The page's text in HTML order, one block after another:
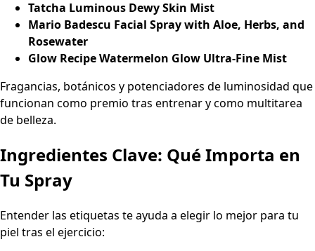
Tatcha Luminous Dewy Skin Mist
Mario Badescu Facial Spray with Aloe, Herbs, and
Rosewater
Glow Recipe Watermelon Glow Ultra-Fine Mist
Fragancias, botánicos y potenciadores de luminosidad que
funcionan como premio tras entrenar y como multitarea
de belleza.
Ingredientes Clave: Qué Importa en
Tu Spray
Entender las etiquetas te ayuda a elegir lo mejor para tu
piel tras el ejercicio: